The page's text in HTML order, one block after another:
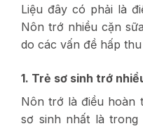
Liệu đây có phải là
Nôn trớ nhiều cặn
do các vấn đề hấp
1. Trẻ sơ sinh trớ
Nôn trớ là điều hoàn
sơ sinh nhất là trong